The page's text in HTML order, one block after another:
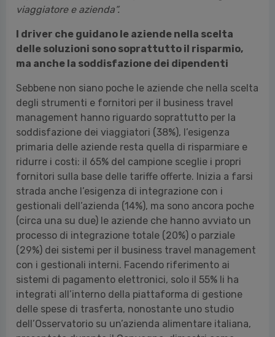
viaggiatore e azienda”.
I driver che guidano le aziende nella scelta
delle soluzioni sono soprattutto il risparmio,
ma anche la soddisfazione dei dipendenti
Sebbene non siano poche le aziende che nella scelta
degli strumenti e fornitori per il business travel
management hanno riguardo soprattutto per la
soddisfazione dei viaggiatori (38%), l’esigenza
primaria delle aziende resta quella di risparmiare e
ridurre i costi: il 65% del campione sceglie i propri
fornitori sulla base delle tariffe offerte. Inizia a farsi
strada anche l’esigenza di integrazione con i
gestionali dell’azienda (14%), ma sono ancora poche
(circa una su due) le aziende che hanno avviato un
processo di integrazione totale (20%) o parziale
(29%) dei sistemi per il business travel management
con i gestionali interni. Facendo riferimento ai
sistemi di pagamento elettronici, solo il 55% li ha
integrati all’interno della piattaforma di gestione
delle spese di trasferta, nonostante uno studio
dell’Osservatorio su un’azienda alimentare italiana,